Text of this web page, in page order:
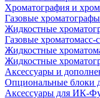
Хроматография и
Газовые
Жидкостные
Газовые хроматомасс-
Жидкостные
Жидкостные
Аксессуары и
Опциональные блоки
Аксессуары для ИК-